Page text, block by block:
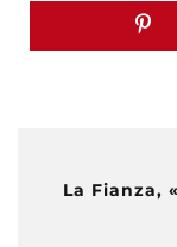
La Fianza,